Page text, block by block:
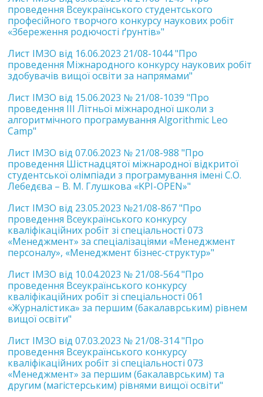
проведення Всеукраїнського студентського
професійного творчого конкурсу наукових робіт
«Збереження родючості ґрунтів»"
Лист ІМЗО від 16.06.2023 21/08-1044 "Про
проведення Міжнародного конкурсу наукових робіт
здобувачів вищої освіти за напрямами"
Лист ІМЗО від 15.06.2023 № 21/08-1039 "Про
проведення ІІІ Літньої міжнародної школи з
алгоритмічного програмування Algorithmic Leo
Camp"
Лист ІМЗО від 07.06.2023 № 21/08-988 "Про
проведення Шістнадцятої міжнародної відкритої
студентської олімпіади з програмування імені С.О.
Лебедєва – В. М. Глушкова «KPI-OPEN»"
Лист IМЗО від 23.05.2023 №21/08-867 "Про
проведення Всеукраїнського конкурсу
кваліфікаційних робіт зі спеціальності 073
«Менеджмент» за спеціалізаціями «Менеджмент
персоналу», «Менеджмент бізнес-структур»"
Лист ІМЗО від 10.04.2023 № 21/08-564 "Про
проведення Всеукраїнського конкурсу
кваліфікаційних робіт зі спеціальності 061
«Журналістика» за першим (бакалаврським) рівнем
вищої освіти"
Лист ІМЗО від 07.03.2023 № 21/08-314 "Про
проведення Всеукраїнського конкурсу
кваліфікаційних робіт зі спеціальності 073
«Менеджмент» за першим (бакалаврським) та
другим (магістерським) рівнями вищої освіти"